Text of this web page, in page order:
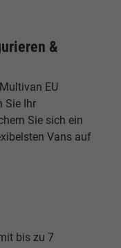
&
EU
Sie Ihr
Sie sich ein
Vans auf
bis zu 7